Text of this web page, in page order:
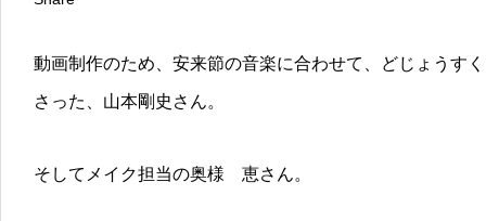
動画制作のため、安来節の音楽に合わせて、どじょう
さった、山本剛史さん。
そしてメイク担当の奥様 恵さん。